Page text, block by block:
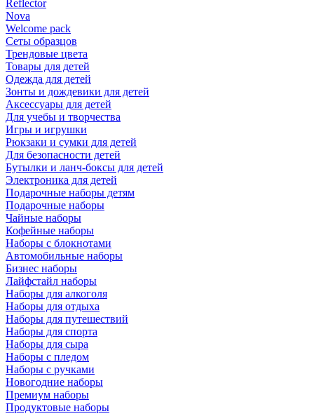
Reflector
Nova
Welcome pack
Сеты образцов
Трендовые цвета
Товары для детей
Одежда для детей
Зонты и дождевики для детей
Аксессуары для детей
Для учебы и творчества
Игры и игрушки
Рюкзаки и сумки для детей
Для безопасности детей
Бутылки и ланч-боксы для детей
Электроника для детей
Подарочные наборы детям
Подарочные наборы
Чайные наборы
Кофейные наборы
Наборы с блокнотами
Автомобильные наборы
Бизнес наборы
Лайфстайл наборы
Наборы для алкоголя
Наборы для отдыха
Наборы для путешествий
Наборы для спорта
Наборы для сыра
Наборы с пледом
Наборы с ручками
Новогодние наборы
Премиум наборы
Продуктовые наборы